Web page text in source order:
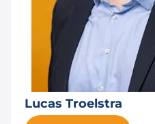
Lucas Troelstra